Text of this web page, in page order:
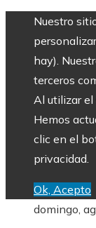
Nuestro
hay).
terceros
Al utilizar el
Hemos
clic en el
privacidad.
Ok, Acepto
domingo,